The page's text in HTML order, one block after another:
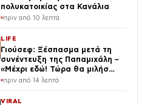
πολυκατοικίας στα Κανάλια
πριν από 10 λεπτά
LIFE
Γιούσεφ: Ξέσπασμα μετά τη
συνέντευξη της Παπαμιχάλη –
«Μέχρι εδώ! Τώρα θα μιλήσω»
(Βίντεο)
πριν από 14 λεπτά
VIRAL